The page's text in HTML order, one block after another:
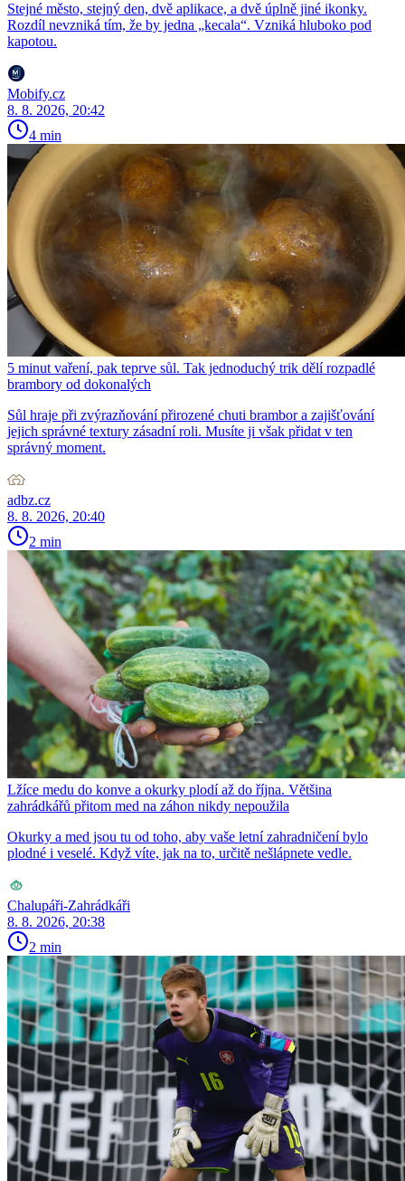
Stejné město, stejný den, dvě aplikace, a dvě úplně jiné ikonky.
Rozdíl nevzniká tím, že by jedna „kecala“. Vzniká hluboko pod
kapotou.
Mobify.cz
8. 8. 2026, 20:42
4 min
5 minut vaření, pak teprve sůl. Tak jednoduchý trik dělí rozpadlé
brambory od dokonalých
Sůl hraje při zvýrazňování přirozené chuti brambor a zajišťování
jejich správné textury zásadní roli. Musíte ji však přidat v ten
správný moment.
adbz.cz
8. 8. 2026, 20:40
2 min
Lžíce medu do konve a okurky plodí až do října. Většina
zahrádkářů přitom med na záhon nikdy nepoužila
Okurky a med jsou tu od toho, aby vaše letní zahradničení bylo
plodné i veselé. Když víte, jak na to, určitě nešlápnete vedle.
Chalupáři-Zahrádkáři
8. 8. 2026, 20:38
2 min